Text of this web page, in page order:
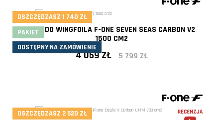
FOIL DO WINGFOILA F-ONE SEVEN SEAS CARBON V2
1500 CM2
4 059 ZŁ 5 799 ZŁ
OSZCZĘDZASZ 1 740 ZŁ
- 30%
PAKIET
DOSTĘPNY NA ZAMÓWIENIE
OSZCZĘDZASZ 2 520 ZŁ